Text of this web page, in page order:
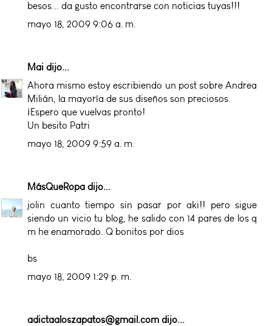
besos... da gusto encontrarse con noticias tuyas!!!
mayo 18, 2009 9:06 a. m.
Mai dijo...
Ahora mismo estoy escribiendo un post sobre Andrea
Milián, la mayoría de sus diseños son preciosos.
¡Espero que vuelvas pronto!
Un besito Patri
mayo 18, 2009 9:59 a. m.
MásQueRopa dijo...
jolin cuanto tiempo sin pasar por aki!! pero sigue
siendo un vicio tu blog, he salido con 14 pares de los q
m he enamorado. Q bonitos por dios
bs
mayo 18, 2009 1:29 p. m.
adictaaloszapatos@gmail.com dijo...